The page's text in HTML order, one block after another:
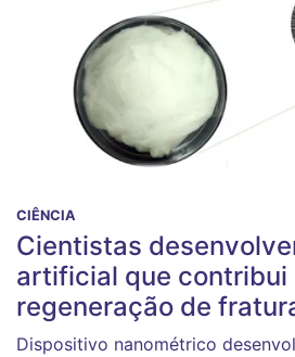
CIÊNCIA
Cientistas
artificial que contribui
regeneração de
Dispositivo nanométrico